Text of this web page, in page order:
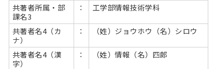
共著者所属・部
課名3
： 工学部情報技術学科
共著者名4（カ
ナ）
： （姓）ジョウホウ（名）シロウ
共著者名4（漢
字）
： （姓）情報（名）四郎